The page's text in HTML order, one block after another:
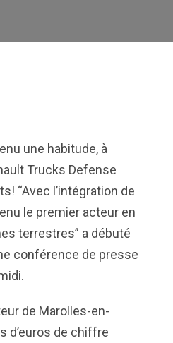
une habitude, à
Trucks Defense
“Avec l’intégration de
le premier acteur en
terrestres” a débuté
conférence de presse
de Marolles-en-
d’euros de chiffre